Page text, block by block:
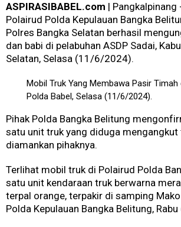
ASPIRASIBABEL.com |
Polairud Polda Kepulauan Bangka
Polres Bangka Selatan berhasil
dan babi di pelabuhan ASDP Sadai,
Selatan, Selasa (11/6/2024).
Mobil Truk Yang Membawa Pasir
Polda Babel, Selasa (11/6/2024).
Pihak Polda Bangka Belitung
satu unit truk yang diduga mengangkut
diamankan pihaknya.
Terlihat mobil truk di Polairud Polda
satu unit kendaraan truk berwarna
terpal orange, terpakir di samping
Polda Kepulauan Bangka Belitung,